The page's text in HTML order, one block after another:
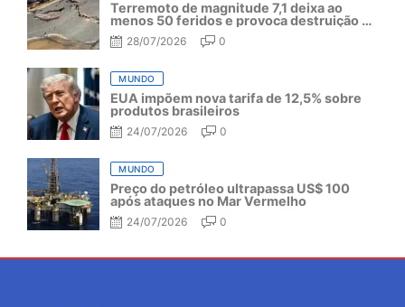
Terremoto de magnitude 7,1 deixa ao
menos 50 feridos e provoca destruição no
Japão
28/07/2026 0
MUNDO
EUA impõem nova tarifa de 12,5% sobre
produtos brasileiros
24/07/2026 0
MUNDO
Preço do petróleo ultrapassa US$ 100
após ataques no Mar Vermelho
24/07/2026 0